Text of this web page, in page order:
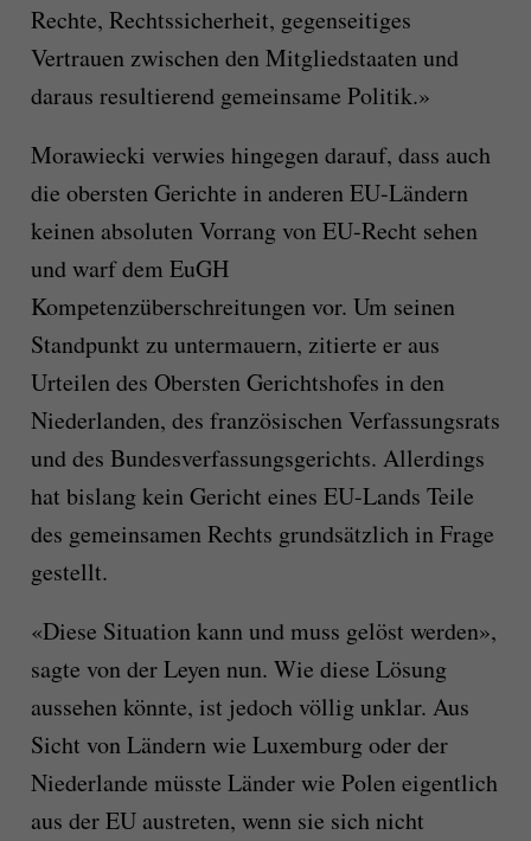
Rechte, Rechtssicherheit, gegenseitiges
Vertrauen zwischen den Mitgliedstaaten und
daraus resultierend gemeinsame Politik.»
Morawiecki verwies hingegen darauf, dass auch
die obersten Gerichte in anderen EU-Ländern
keinen absoluten Vorrang von EU-Recht sehen
und warf dem EuGH
Kompetenzüberschreitungen vor. Um seinen
Standpunkt zu untermauern, zitierte er aus
Urteilen des Obersten Gerichtshofes in den
Niederlanden, des französischen Verfassungsrats
und des Bundesverfassungsgerichts. Allerdings
hat bislang kein Gericht eines EU-Lands Teile
des gemeinsamen Rechts grundsätzlich in Frage
gestellt.
«Diese Situation kann und muss gelöst werden»,
sagte von der Leyen nun. Wie diese Lösung
aussehen könnte, ist jedoch völlig unklar. Aus
Sicht von Ländern wie Luxemburg oder der
Niederlande müsste Länder wie Polen eigentlich
aus der EU austreten, wenn sie sich nicht